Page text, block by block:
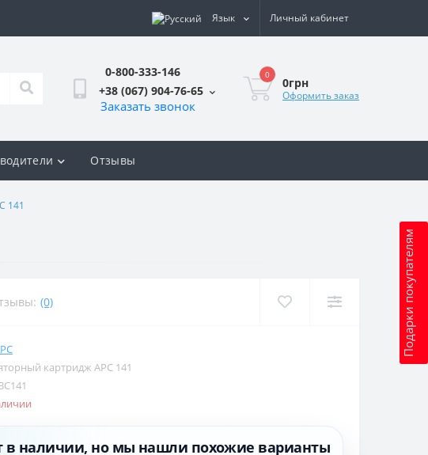
Язык Личный кабинет
0-800-333-146
+38 (067) 904-76-65
Заказать звонок
0
0грн
Оформить заказ
Подарки покупателям
Отзывы
141
(0)
картридж APC 141
в наличии, но мы нашли похожие варианты